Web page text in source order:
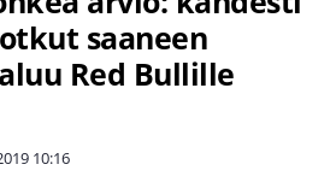
saaneen
Red Bullille
10:16